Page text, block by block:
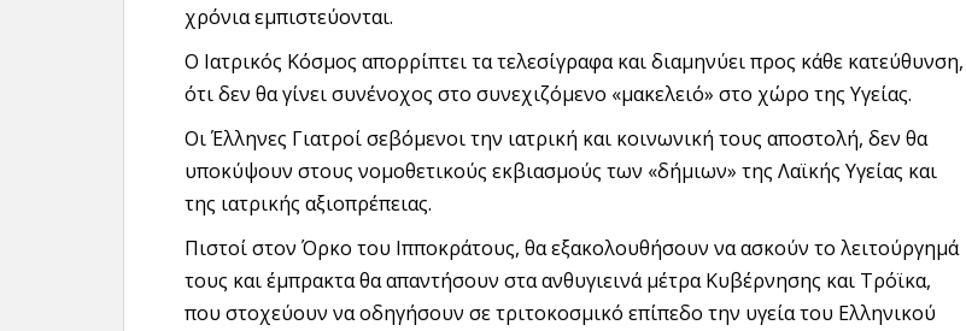
χρόνια εμπιστεύονται.
Ο Ιατρικός Κόσμος απορρίπτει τα τελεσίγραφα και διαμηνύει προς κάθε κατεύθυνση,
ότι δεν θα γίνει συνένοχος στο συνεχιζόμενο «μακελειό» στο χώρο της Υγείας.
Οι Έλληνες Γιατροί σεβόμενοι την ιατρική και κοινωνική τους αποστολή, δεν θα
υποκύψουν στους νομοθετικούς εκβιασμούς των «δήμιων» της Λαϊκής Υγείας και
της ιατρικής αξιοπρέπειας.
Πιστοί στον Όρκο του Ιπποκράτους, θα εξακολουθήσουν να ασκούν το λειτούργημά
τους και έμπρακτα θα απαντήσουν στα ανθυγιεινά μέτρα Κυβέρνησης και Τρόϊκα,
που στοχεύουν να οδηγήσουν σε τριτοκοσμικό επίπεδο την υγεία του Ελληνικού